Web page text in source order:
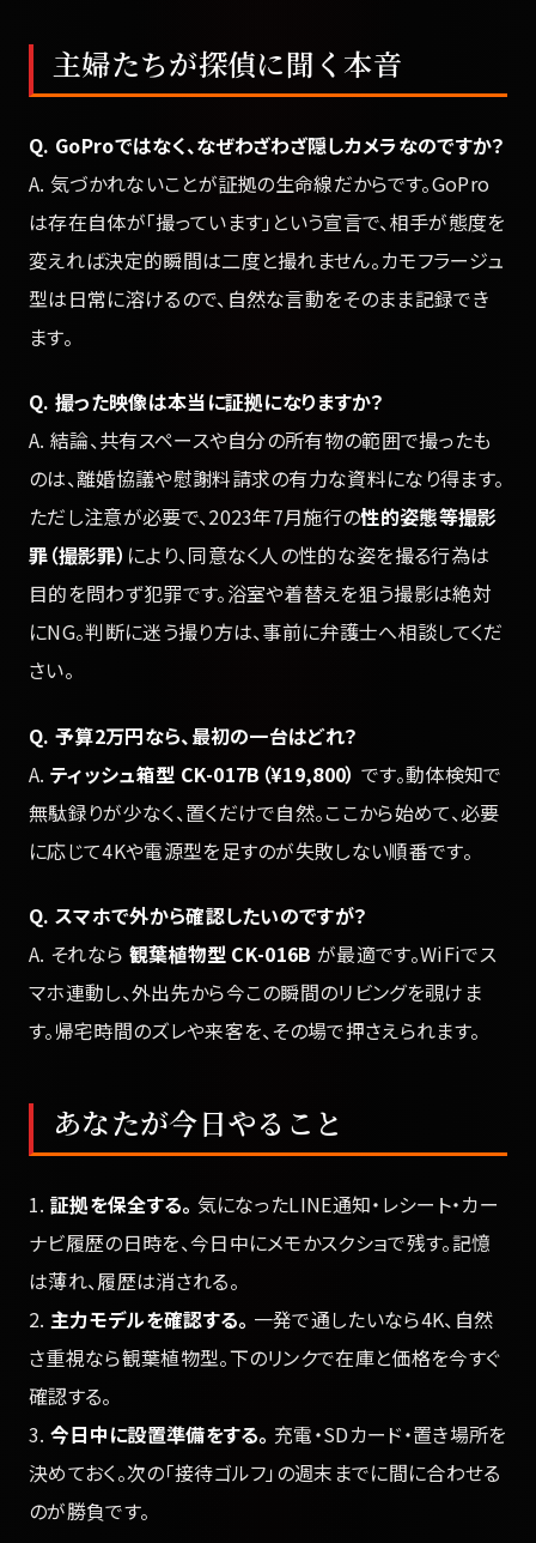
主婦たちが探偵に聞く本音
Q. GoProではなく、なぜわざわざ隠しカメラなのですか？
A. 気づかれないことが証拠の生命線だからです。GoPro
は存在自体が「撮っています」という宣言で、相手が態度を
変えれば決定的瞬間は二度と撮れません。カモフラージュ
型は日常に溶けるので、自然な言動をそのまま記録でき
ます。
Q. 撮った映像は本当に証拠になりますか？
A. 結論、共有スペースや自分の所有物の範囲で撮ったも
のは、離婚協議や慰謝料請求の有力な資料になり得ます。
ただし注意が必要で、2023年7月施行の性的姿態等撮影
罪（撮影罪） により、同意なく人の性的な姿を撮る行為は
目的を問わず犯罪です。浴室や着替えを狙う撮影は絶対
にNG。判断に迷う撮り方は、事前に弁護士へ相談してくだ
さい。
Q. 予算2万円なら、最初の一台はどれ？
A. ティッシュ箱型 CK-017B（¥19,800） です。動体検知で
無駄録りが少なく、置くだけで自然。ここから始めて、必要
に応じて4Kや電源型を足すのが失敗しない順番です。
Q. スマホで外から確認したいのですが？
A. それなら 観葉植物型 CK-016B が最適です。WiFiでス
マホ連動し、外出先から今この瞬間のリビングを覗けま
す。帰宅時間のズレや来客を、その場で押さえられます。
あなたが今日やること
1. 証拠を保全する。 気になったLINE通知・レシート・カー
ナビ履歴の日時を、今日中にメモかスクショで残す。記憶
は薄れ、履歴は消される。
2. 主力モデルを確認する。 一発で通したいなら4K、自然
さ重視なら観葉植物型。下のリンクで在庫と価格を今すぐ
確認する。
3. 今日中に設置準備をする。 充電・SDカード・置き場所を
決めておく。次の「接待ゴルフ」の週末までに間に合わせる
のが勝負です。